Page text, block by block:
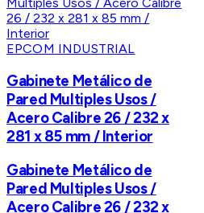
EPCOM INDUSTRIAL
Gabinete Metálico de
Pared Multiples Usos /
Acero Calibre 26 / 232 x
281 x 85 mm / Interior
Gabinete Metálico de
Pared Multiples Usos /
Acero Calibre 26 / 232 x